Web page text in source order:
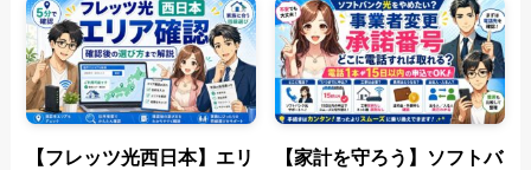
【フレッツ光西日本】エリ
【家計を守ろう】ソフトバ